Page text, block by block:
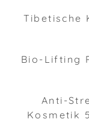
Tibetische
Bio-Lifting
Anti-
Kosmetik